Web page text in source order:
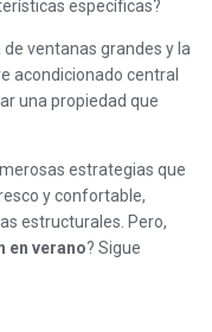
específicas?
ventanas grandes y la
acondicionado central
una propiedad que
estrategias que
y confortable,
estructurales. Pero,
en verano? Sigue